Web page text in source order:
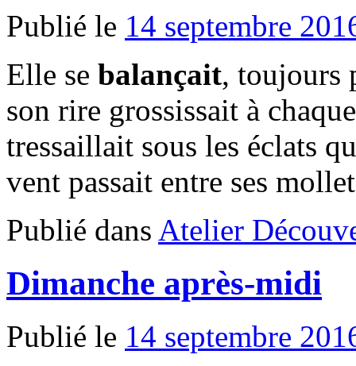
Publié le 14 septembre
Elle se balançait, toujours
son rire grossissait à
tressaillait sous les éclats
vent passait entre ses
Publié dans Atelier
Dimanche après-midi
Publié le 14 septembre